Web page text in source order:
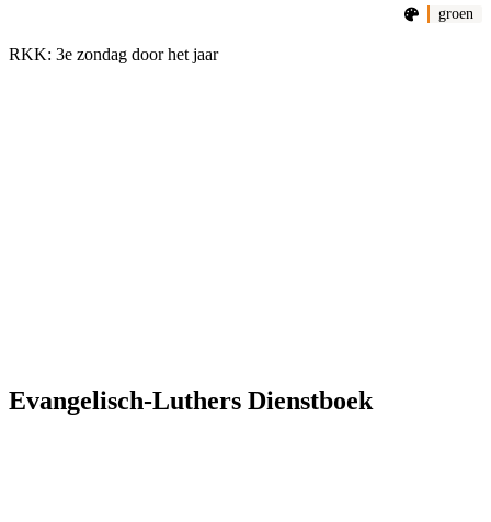
groen
RKK: 3e zondag door het jaar
Evangelisch-Luthers Dienstboek